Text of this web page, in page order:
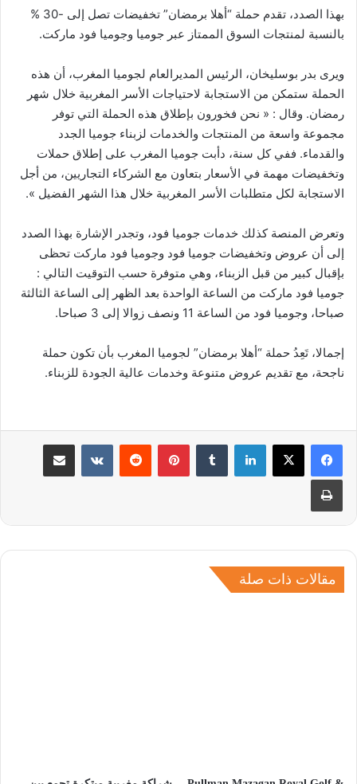
بهذا الصدد، تقدم حملة “أهلا برمضان” تخفيضات تصل إلى -30 %
بالنسبة لمنتجات السوق الممتاز عبر جوميا وجوميا فود ماركت.
ويرى بدر بوسليخان، الرئيس المديرالعام لجوميا المغرب، أن هذه
الحملة ستمكن من الاستجابة لاحتياجات الأسر المغربية خلال شهر
رمضان. وقال : « نحن فخورون بإطلاق هذه الحملة التي توفر
مجموعة واسعة من المنتجات والخدمات لزبناء جوميا الجدد
والقدماء. ففي كل سنة، دأبت جوميا المغرب على إطلاق حملات
وتخفيضات مهمة في الأسعار بتعاون مع الشركاء التجاريين، من أجل
الاستجابة لكل متطلبات الأسر المغربية خلال هذا الشهر الفضيل ».
وتعرض المنصة كذلك خدمات جوميا فود، وتجدر الإشارة بهذا الصدد
إلى أن عروض وتخفيضات جوميا فود وجوميا فود ماركت تحظى
بإقبال كبير من قبل الزبناء، وهي متوفرة حسب التوقيت التالي :
جوميا فود ماركت من الساعة الواحدة بعد الظهر إلى الساعة الثالثة
صباحا، وجوميا فود من الساعة 11 ونصف زوالا إلى 3 صباحا.
إجمالا، تَعِدُ حملة “أهلا برمضان” لجوميا المغرب بأن تكون حملة
ناجحة، مع تقديم عروض متنوعة وخدمات عالية الجودة للزبناء.
لينكدإن بينتيريست مشاركة عبر البريد
طباعة
مقالات ذات صلة